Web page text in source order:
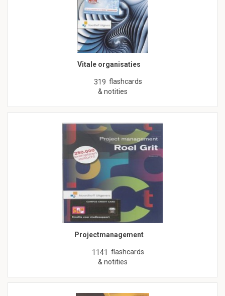
Vitale organisaties
319 flashcards
& notities
Projectmanagement
1141 flashcards
& notities